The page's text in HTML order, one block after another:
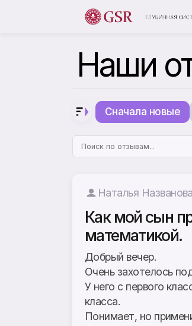
Наши
Сначала новые
Наталья Названова
Как мой сын
математикой.
Добрый вечер.
Очень захотелось
У него с первого
класса.
Понимает, но